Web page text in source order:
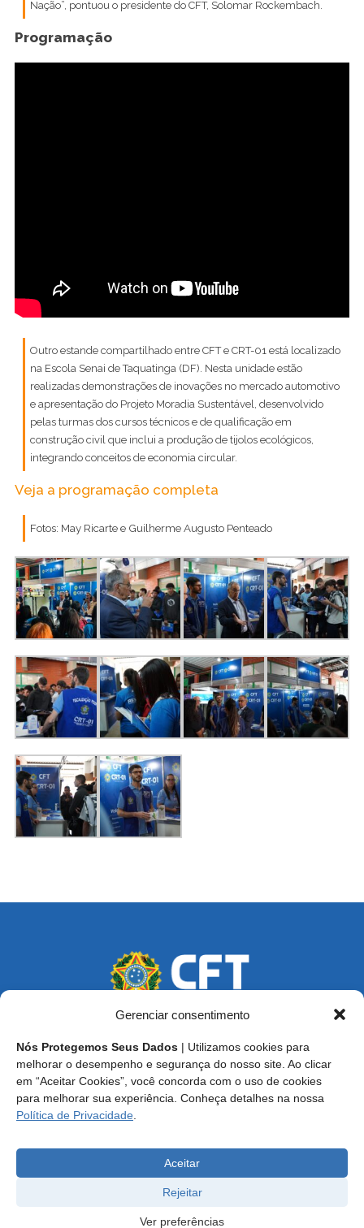
Gerenciar consentimento
Nós Protegemos Seus Dados | Utilizamos cookies para
melhorar o desempenho e segurança do nosso site. Ao clicar
em “Aceitar Cookies”, você concorda com o uso de cookies
para melhorar sua experiência. Conheça detalhes na nossa
Política de Privacidade
Aceitar
Rejeitar
Ver preferências
Nação”, pontuou o presidente do CFT, Solomar Rockembach.
Programação
Outro estande compartilhado entre CFT e CRT-01 está localizado
na Escola Senai de Taquatinga (DF). Nesta unidade estão
realizadas demonstrações de inovações no mercado automotivo
e apresentação do Projeto Moradia Sustentável, desenvolvido
pelas turmas dos cursos técnicos e de qualificação em
construção civil que inclui a produção de tijolos ecológicos,
integrando conceitos de economia circular.
Veja a programação completa
Fotos: May Ricarte e Guilherme Augusto Penteado
Endereço: SCS, Quadra 02, Bloco D, Ed. Oscar Niemeyer,
9º Andar CEP 70.316-900 - Brasília/DF
Central de Atendimento ao Técnico:0800 016-1515